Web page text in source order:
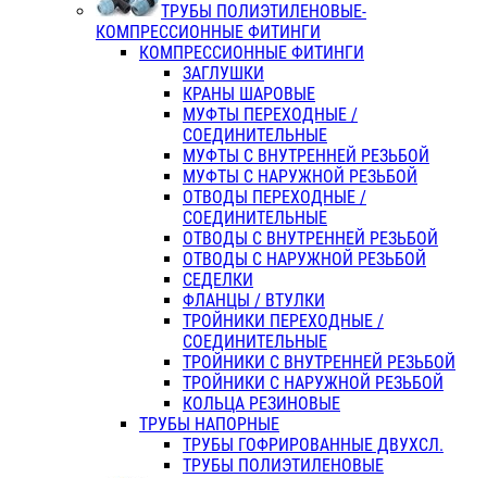
ТРУБЫ ПОЛИЭТИЛЕНОВЫЕ-
КОМПРЕССИОННЫЕ ФИТИНГИ
КОМПРЕССИОННЫЕ ФИТИНГИ
ЗАГЛУШКИ
КРАНЫ ШАРОВЫЕ
МУФТЫ ПЕРЕХОДНЫЕ /
СОЕДИНИТЕЛЬНЫЕ
МУФТЫ С ВНУТРЕННЕЙ РЕЗЬБОЙ
МУФТЫ С НАРУЖНОЙ РЕЗЬБОЙ
ОТВОДЫ ПЕРЕХОДНЫЕ /
СОЕДИНИТЕЛЬНЫЕ
ОТВОДЫ С ВНУТРЕННЕЙ РЕЗЬБОЙ
ОТВОДЫ С НАРУЖНОЙ РЕЗЬБОЙ
СЕДЕЛКИ
ФЛАНЦЫ / ВТУЛКИ
ТРОЙНИКИ ПЕРЕХОДНЫЕ /
СОЕДИНИТЕЛЬНЫЕ
ТРОЙНИКИ С ВНУТРЕННЕЙ РЕЗЬБОЙ
ТРОЙНИКИ С НАРУЖНОЙ РЕЗЬБОЙ
КОЛЬЦА РЕЗИНОВЫЕ
ТРУБЫ НАПОРНЫЕ
ТРУБЫ ГОФРИРОВАННЫЕ ДВУХСЛ.
ТРУБЫ ПОЛИЭТИЛЕНОВЫЕ